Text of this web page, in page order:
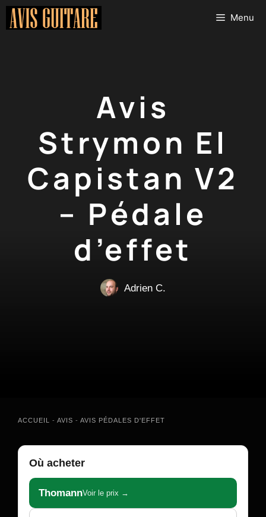
Aller
Menu
Avis
Strymon El
Capistan V2
– Pédale
d’effet
Adrien C.
ACCUEIL - AVIS - AVIS PÉDALES D'EFFET
Où acheter
ThomannVoir le prix →